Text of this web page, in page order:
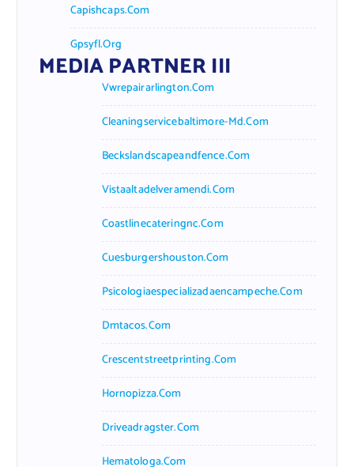
Capishcaps.com
Gpsyfl.org
MEDIA PARTNER III
Vwrepairarlington.com
Cleaningservicebaltimore-Md.com
Beckslandscapeandfence.com
Vistaaltadelveramendi.com
Coastlinecateringnc.com
Cuesburgershouston.com
Psicologiaespecializadaencampeche.com
Dmtacos.com
Crescentstreetprinting.com
Hornopizza.com
Driveadragster.com
Hematologa.com